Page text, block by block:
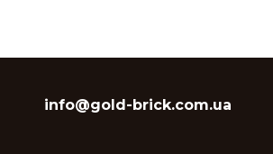
info@gold-brick.com.ua